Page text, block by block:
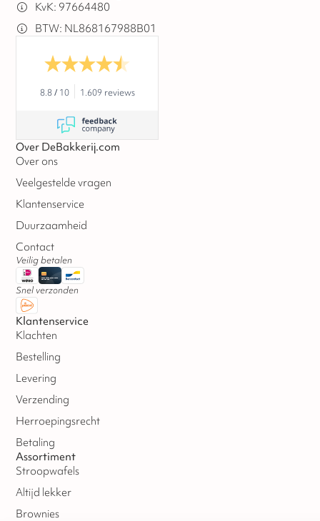
KvK: 97664480
BTW: NL868167988B01
8.8/ 10 1.609 reviews
Over DeBakkerij.com
Over ons
Veelgestelde vragen
Klantenservice
Duurzaamheid
Contact
Veilig betalen
Snel verzonden
Klantenservice
Klachten
Bestelling
Levering
Verzending
Herroepingsrecht
Betaling
Assortiment
Stroopwafels
Altijd lekker
Brownies